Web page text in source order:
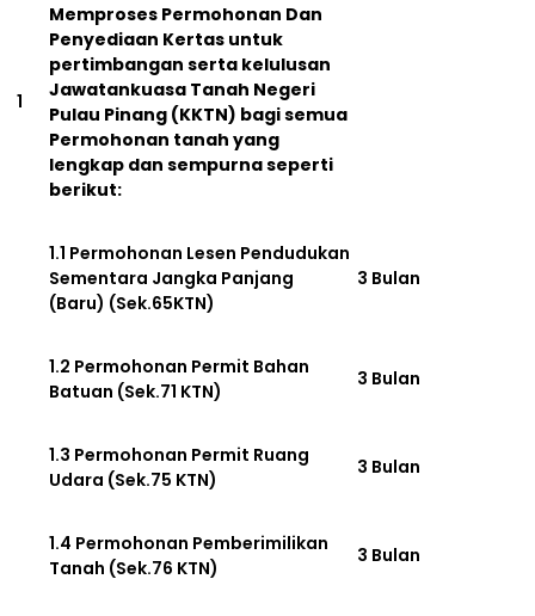
1
Memproses Permohonan Dan
Penyediaan Kertas untuk
pertimbangan serta kelulusan
Jawatankuasa Tanah Negeri
Pulau Pinang (KKTN) bagi semua
Permohonan tanah yang
lengkap dan sempurna seperti
berikut:
1.1 Permohonan Lesen Pendudukan
Sementara Jangka Panjang
(Baru) (Sek.65KTN)
3 Bulan
1.2 Permohonan Permit Bahan
Batuan (Sek.71 KTN)
3 Bulan
1.3 Permohonan Permit Ruang
Udara (Sek.75 KTN)
3 Bulan
1.4 Permohonan Pemberimilikan
Tanah (Sek.76 KTN)
3 Bulan